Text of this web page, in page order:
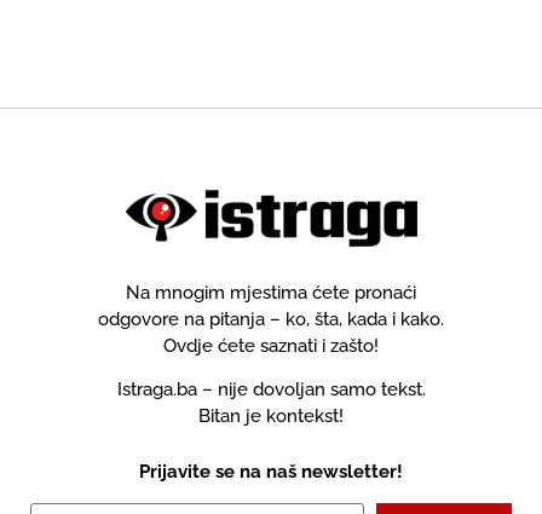
Na mnogim mjestima ćete pronaći
odgovore na pitanja – ko, šta, kada i kako.
Ovdje ćete saznati i zašto!
Istraga.ba – nije dovoljan samo tekst.
Bitan je kontekst!
Prijavite se na naš newsletter!